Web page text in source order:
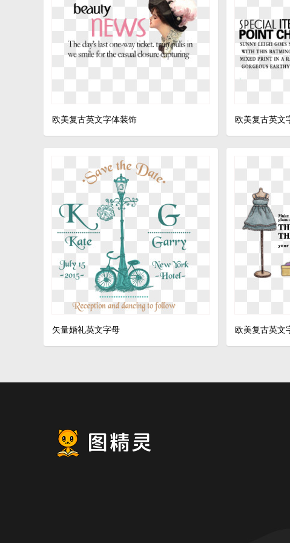
欧美复古英文字体装饰 欧美复古英文
矢量婚礼英文字母 欧美复古英文